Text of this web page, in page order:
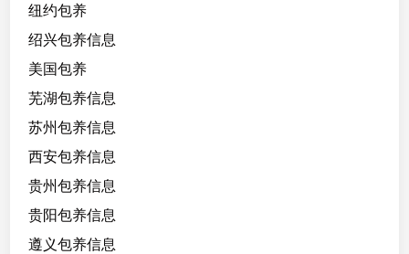
纽约包养
绍兴包养信息
美国包养
芜湖包养信息
苏州包养信息
西安包养信息
贵州包养信息
贵阳包养信息
遵义包养信息